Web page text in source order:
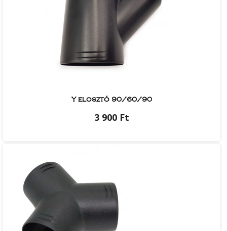
Y elosztó 90/60/90
3 900 Ft